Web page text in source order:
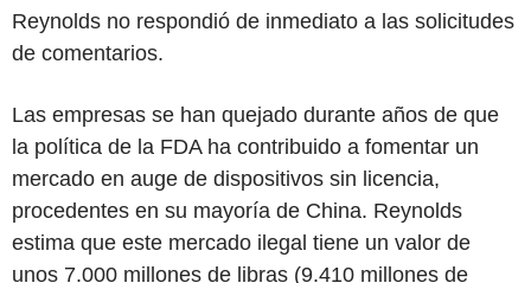
Reynolds no respondió de inmediato a las solicitudes
de comentarios.
Las empresas se han quejado durante años de que
la política de la FDA ha contribuido a fomentar un
mercado en auge de dispositivos sin licencia,
procedentes en su mayoría de China. Reynolds
estima que este mercado ilegal tiene un valor de
unos 7.000 millones de libras (9.410 millones de